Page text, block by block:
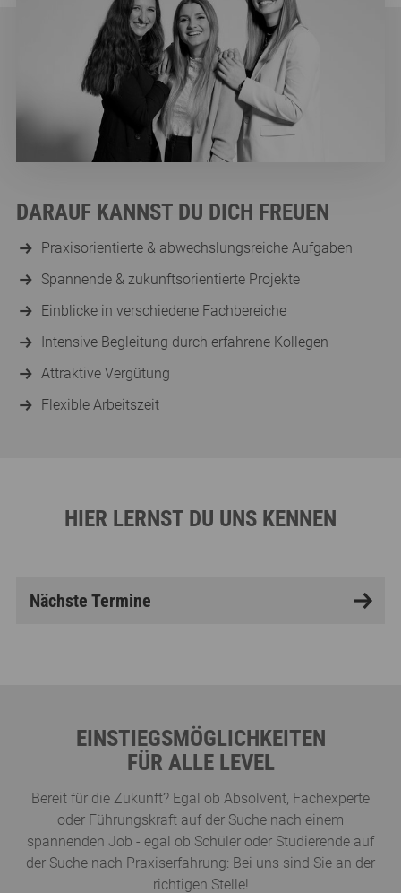
DARAUF KANNST DU DICH FREUEN
Praxisorientierte & abwechslungsreiche Aufgaben
Spannende & zukunftsorientierte Projekte
Einblicke in verschiedene Fachbereiche
Intensive Begleitung durch erfahrene Kollegen
Attraktive Vergütung
Flexible Arbeitszeit
HIER LERNST DU UNS KENNEN
Nächste Termine
EINSTIEGSMÖGLICHKEITEN
FÜR ALLE LEVEL
Bereit für die Zukunft? Egal ob Absolvent, Fachexperte
oder Führungskraft auf der Suche nach einem
spannenden Job - egal ob Schüler oder Studierende auf
der Suche nach Praxiserfahrung: Bei uns sind Sie an der
richtigen Stelle!